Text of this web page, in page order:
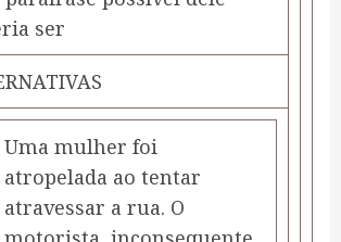
ser
Uma mulher foi
atropelada ao tentar
atravessar a rua. O